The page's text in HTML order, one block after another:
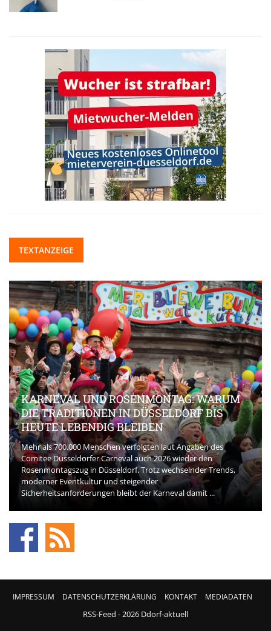
TEXTANZEIGE
KARNEVAL UND ROSENMONTAG: WARUM
DIE TRADITIONEN IN DÜSSELDORF BIS
HEUTE LEBENDIG BLEIBEN
Mehr als 700.000 Menschen verfolgten laut Angaben des
Comitee Düsseldorfer Carneval auch 2026 wieder den
Rosenmontagszug in Düsseldorf. Trotz wechselnder Trends,
moderner Eventkultur und steigender
Sicherheitsanforderungen bleibt der Karneval damit ...
IMPRESSUM DATENSCHUTZERKLÄRUNG KONTAKT MEDIADATEN
RSS-Feed - 2026 Ddorf-aktuell